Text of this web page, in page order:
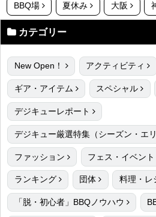
BBQ場 夏休み 大阪
カテゴリー
New Open！ アクティビティ
ギア・アイテム スペシャル
デジキューレポート
デジキュー厳選特集（シーズン・エリ
ファッション フェス・イベン
ランキング 団体 料理・レ
「脱・初心者」BBQノウハウ